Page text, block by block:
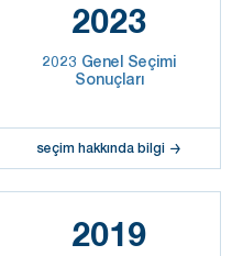
2023
2023 Genel Seçimi
Sonuçları
seçim hakkında bilgi
2019